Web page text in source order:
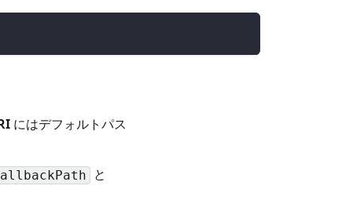
にはデフォルトパス
と